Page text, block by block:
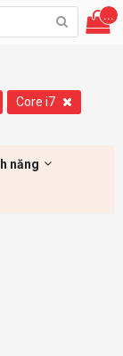
...
Core i7
năng